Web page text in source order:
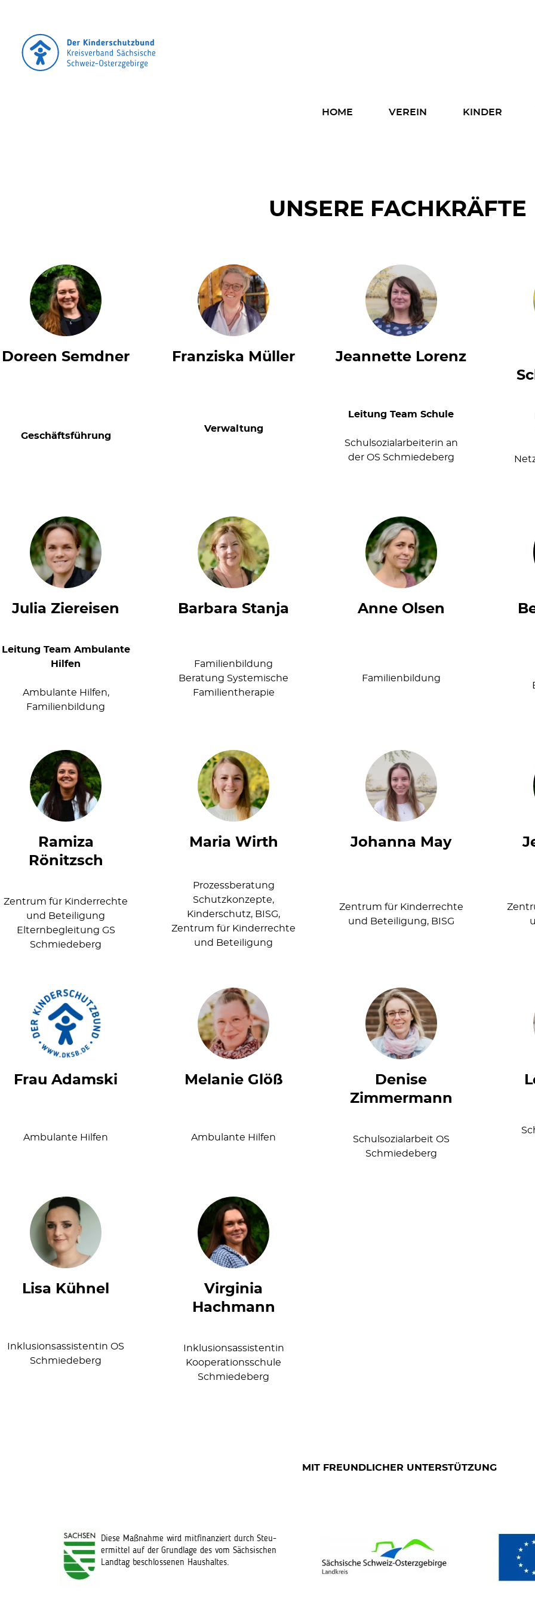
Navigation
HOME VEREIN KINDER
UNSERE FACHKRÄFTE
Doreen Semdner
Geschäftsführung
Franziska Müller
Verwaltung
Jeannette Lorenz
Leitung Team Schule
Schulsozialarbeiterin an
der OS Schmiedeberg
Julia Ziereisen
Leitung Team Ambulante
Hilfen
Ambulante Hilfen,
Familienbildung
Barbara Stanja
Familienbildung
Beratung Systemische
Familientherapie
Anne Olsen
Familienbildung
Ramiza
Rönitzsch
Zentrum für Kinderrechte
und Beteiligung
Elternbegleitung GS
Schmiedeberg
Maria Wirth
Prozessberatung
Schutzkonzepte,
Kinderschutz, BISG,
Zentrum für Kinderrechte
und Beteiligung
Johanna May
Zentrum für Kinderrechte
und Beteiligung, BISG
Frau Adamski
Ambulante Hilfen
Melanie Glöß
Ambulante Hilfen
Denise
Zimmermann
Schulsozialarbeit OS
Schmiedeberg
Lisa Kühnel
Inklusionsassistentin OS
Schmiedeberg
Virginia
Hachmann
Inklusionsassistentin
Kooperationsschule
Schmiedeberg
MIT FREUNDLICHER UNTERSTÜTZUNG